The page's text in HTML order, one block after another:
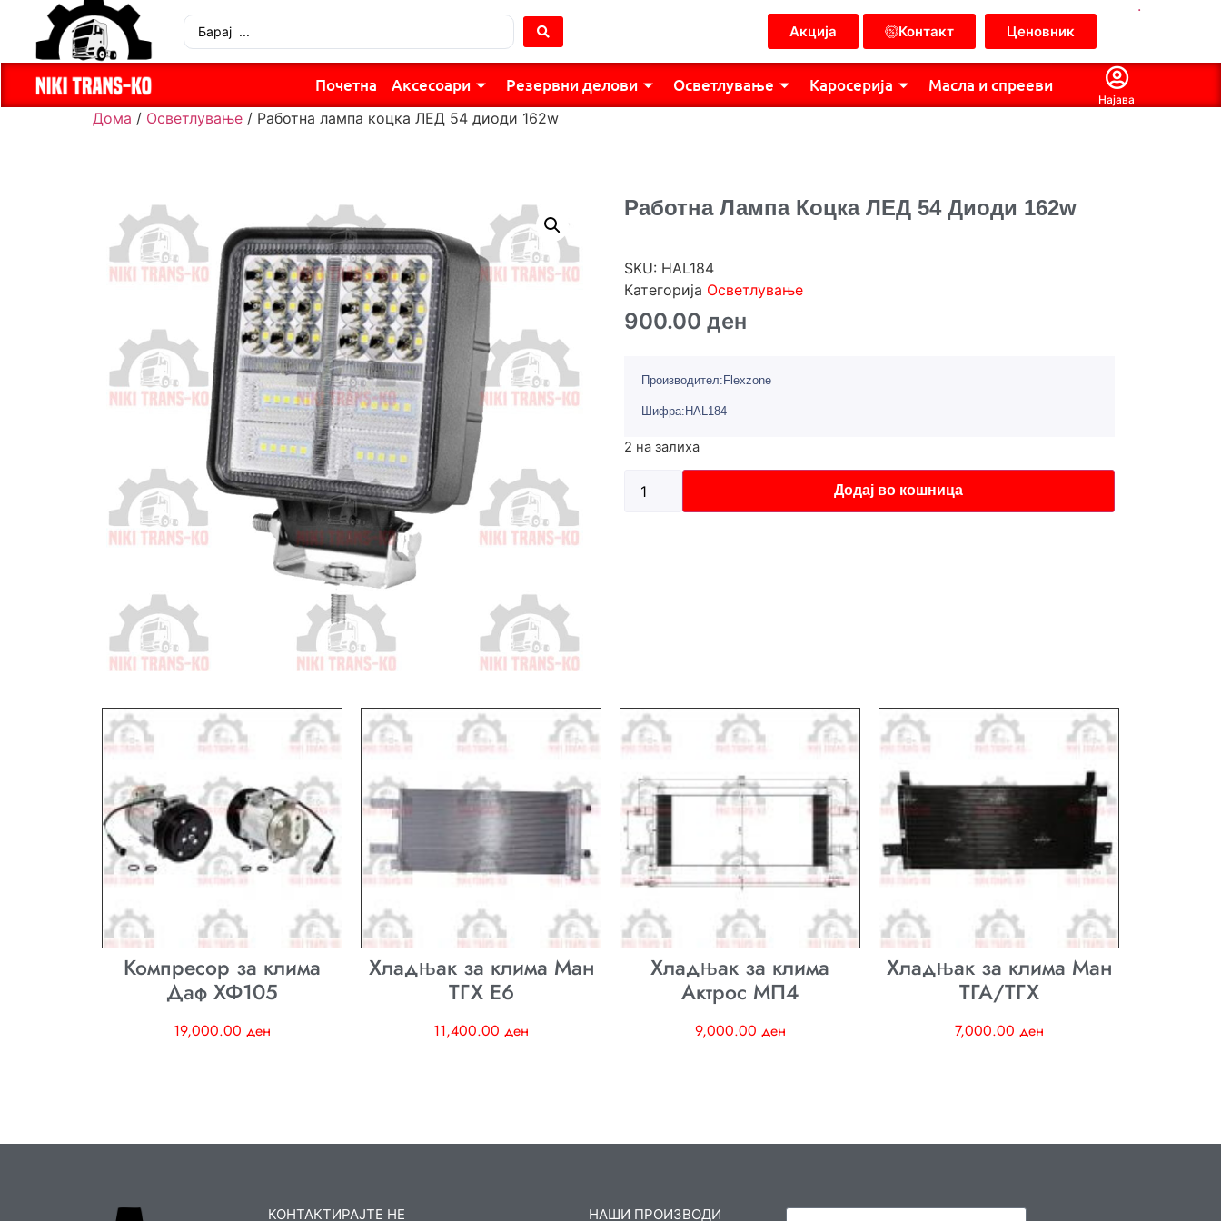
Акција Контакт Ценовник
.
Почетна Аксесоари Резервни делови Осветлување Каросерија Масла и спрееви
Најава
Дома / Осветлување / Работна лампа коцка ЛЕД 54 диоди 162w
Работна Лампа Коцка ЛЕД 54 Диоди 162w
SKU: HAL184
Категорија Осветлување
900.00 ден
Производител:Flexzone
Шифра:HAL184
2 на залиха
Додај во кошница
Компресор за клима
Даф ХФ105
19,000.00 ден
Хладњак за клима Ман
ТГХ E6
11,400.00 ден
Хладњак за клима
Актрос МП4
9,000.00 ден
Хладњак за клима Ман
ТГА/ТГХ
7,000.00 ден
КОНТАКТИРАЈТЕ НЕ НАШИ ПРОИЗВОДИ